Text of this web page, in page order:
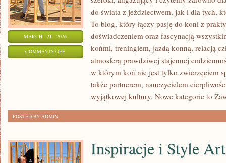
MARCH - 21 - 2026
COMMENTS OFFON
JEŹDZIECTWO
do świata z jeździectwem, jak i dla tych,
To blog, który łączy pasję do koni z
doświadczeniem oraz fascynacją
końmi, treningiem, jazdą konną, relacją
atmosferą prawdziwej stajennej
w którym koń nie jest tylko zwierzęciem
także partnerem, nauczycielem
wyjątkowej kultury. Nowe kategorie to
POSTED BY ADMIN
Inspiracje i Style